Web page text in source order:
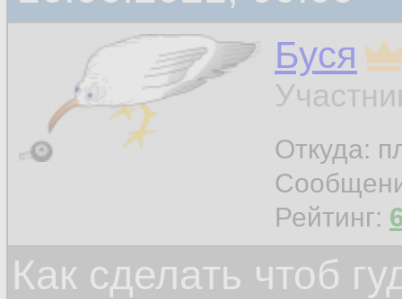
Буся
Откуда:
Рейтинг:
Как сделать чтоб